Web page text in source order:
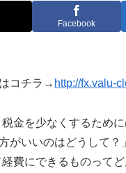
Facebook
コチラ→ http://fx.valu-
税金を少なくするため
がいいのはどうして？」
経費にできるものって